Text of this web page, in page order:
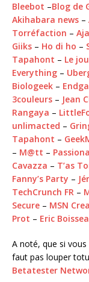
Bleebot –Blog de
Akihabara news –
Torréfaction –
Giiks – Ho di ho –
Tapahont – Le
Everything –
Biologeek –
3couleurs – Jean
Rangaya –
unlimacted –
Tapahont –
– M@tt –
Cavazza – T’as
Fanny’s Party –
TechCrunch FR –
Secure – MSN
Prot – Eric
A noté, que si vous
faut pas louper
Betatester